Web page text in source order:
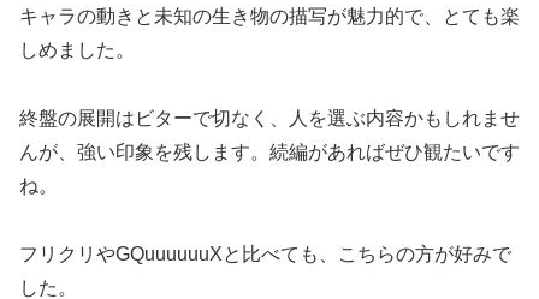
キャラの動きと未知の生き物の描写が魅力的で、とても楽
しめました。
終盤の展開はビターで切なく、人を選ぶ内容かもしれませ
んが、強い印象を残します。続編があればぜひ観たいです
ね。
フリクリやGQuuuuuuXと比べても、こちらの方が好みで
した。